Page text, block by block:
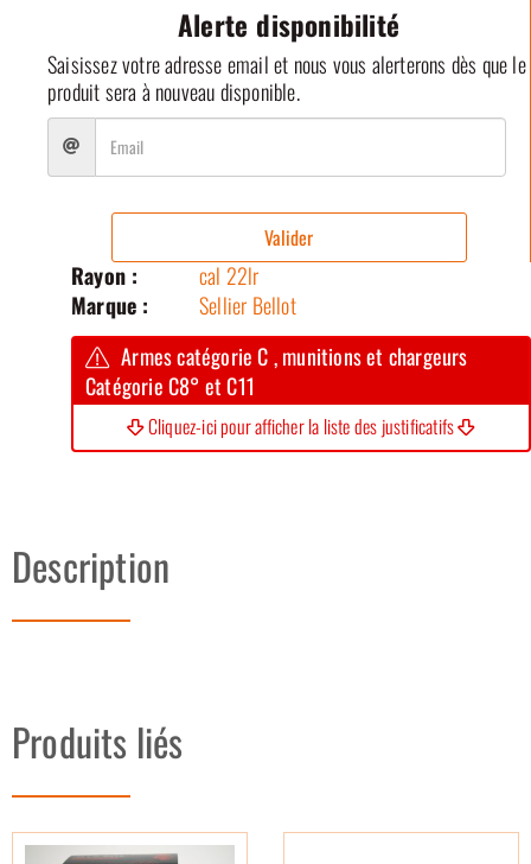
Alerte disponibilité
Saisissez votre adresse email et nous vous alerterons dès que le
produit sera à nouveau disponible.
Valider
Rayon :
cal 22lr
Marque :
Sellier Bellot
Armes catégorie C , munitions et chargeurs
Catégorie C8° et C11
Cliquez-ici pour afficher la liste des justificatifs
Description
Produits liés